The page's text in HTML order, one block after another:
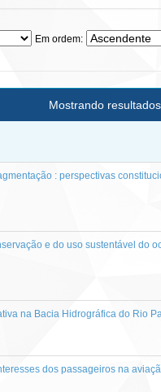
Em ordem:
Mostrando
: perspectivas
e do uso sustentável do
na Bacia Hidrográfica do Rio
dos passageiros na